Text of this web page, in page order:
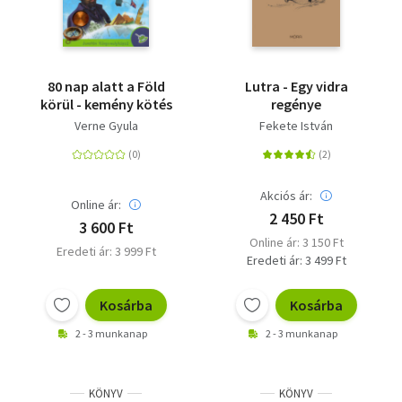
80 nap alatt a Föld
körül - kemény kötés
Verne Gyula
Online ár:
3 600 Ft
Eredeti ár: 3 999 Ft
Kosárba
2 - 3 munkanap
Lutra - Egy vidra
regénye
Fekete István
Akciós ár:
2 450 Ft
Online ár: 3 150 Ft
Eredeti ár: 3 499 Ft
Kosárba
2 - 3 munkanap
KÖNYV KÖNYV